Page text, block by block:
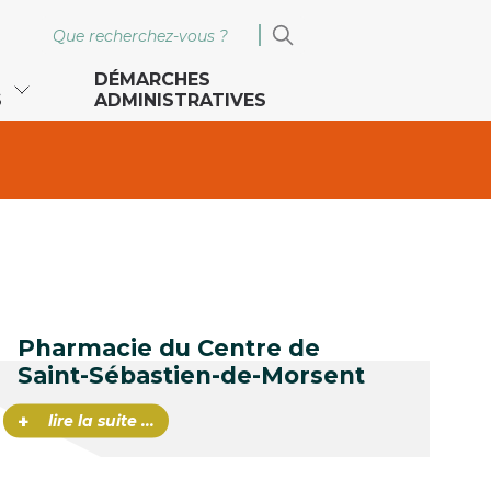
DÉMARCHES
ADMINISTRATIVES
Pharmacie du Centre de
Saint-Sébastien-de-Morsent
+ lire la suite ...